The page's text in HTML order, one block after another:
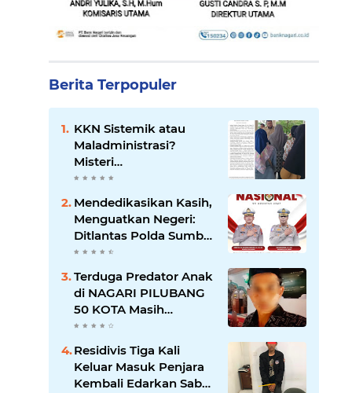
Berita Terpopuler
KKN Sistemik atau
Maladministrasi?
Misteri
"Dikorbankannya" SDN
26 ATT Menguji
Transparansi Pemkot
Padang
Mendedikasikan Kasih,
Menguatkan Negeri:
Ditlantas Polda Sumbar
Apresiasi Peran
Dharma Wanita
sebagai Pilar
Pengabdian
Terduga Predator Anak
di NAGARI PILUBANG
50 KOTA Masih
Berkeliaran
Residivis Tiga Kali
Keluar Masuk Penjara
Kembali Edarkan Sabu,